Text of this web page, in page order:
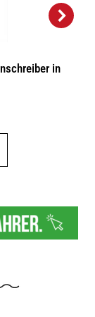
in
Varianten
auf.
können